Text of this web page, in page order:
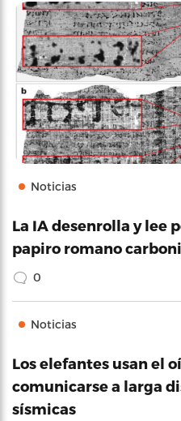
Noticias
La IA desenrolla y lee
papiro romano
0
Noticias
Los elefantes usan el
comunicarse a larga
sísmicas